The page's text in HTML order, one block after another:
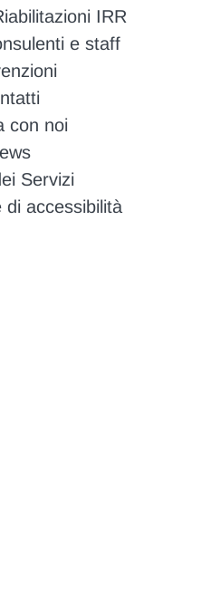
IRR
e staff
con noi
Servizi
di accessibilità